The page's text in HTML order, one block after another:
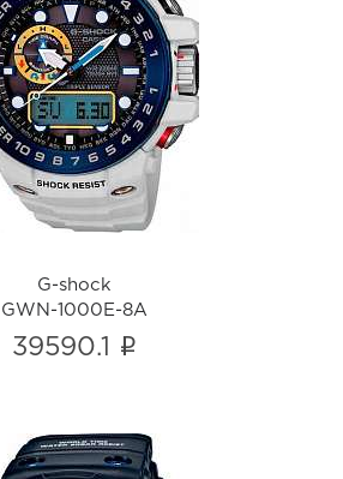
G-shock
GWN-1000E-8A
i
G-shock
GWN-1000E-8A
39590.1 i